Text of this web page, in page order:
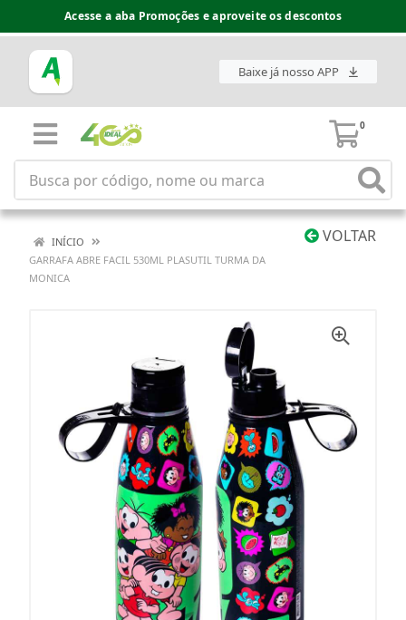
Acesse a aba Promoções e aproveite os descontos
Baixe já nosso APP
0
VOLTAR
INÍCIO
GARRAFA ABRE FACIL 530ML PLASUTIL TURMA DA
MONICA